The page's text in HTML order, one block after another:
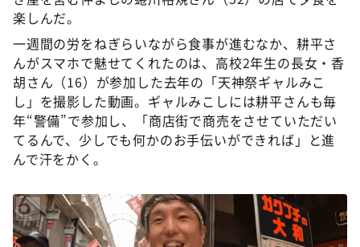
楽しんだ。
一週間の労をねぎらいながら食事が進むなか、耕平さ
んがスマホで魅せてくれたのは、高校2年生の長女・香
胡さん（16）が参加した去年の「天神祭ギャルみこ
し」を撮影した動画。ギャルみこしには耕平さんも毎
年“警備”で参加し、「商店街で商売をさせていただい
てるんで、少しでも何かのお手伝いができれば」と進
んで汗をかく。